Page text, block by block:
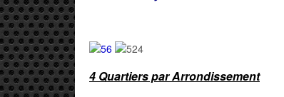
4 Quartiers par Arrondissement